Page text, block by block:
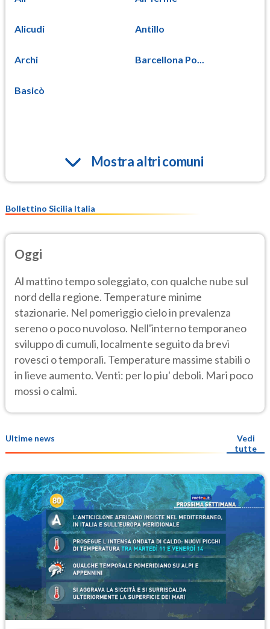
Alicudi Antillo
Archi Barcellona Po...
Basicò
Mostra altri comuni
Bollettino Sicilia Italia
Oggi
Al mattino tempo soleggiato, con qualche nube sul
nord della regione. Temperature minime
stazionarie. Nel pomeriggio cielo in prevalenza
sereno o poco nuvoloso. Nell'interno temporaneo
sviluppo di cumuli, localmente seguito da brevi
rovesci o temporali. Temperature massime stabili o
in lieve aumento. Venti: per lo piu' deboli. Mari poco
mossi o calmi.
Ultime news
Vedi
tutte